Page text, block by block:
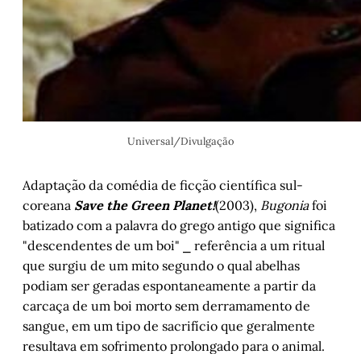
Universal/Divulgação
Adaptação da comédia de ficção científica sul-
coreana Save the Green Planet!(2003), Bugoniafoi
batizado com a palavra do grego antigo que significa
"descendentes de um boi" ⎯ referência a um ritual
que surgiu de um mito segundo o qual abelhas
podiam ser geradas espontaneamente a partir da
carcaça de um boi morto sem derramamento de
sangue, em um tipo de sacrifício que geralmente
resultava em sofrimento prolongado para o animal.